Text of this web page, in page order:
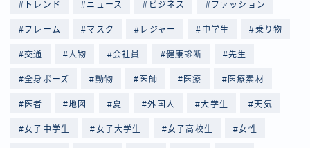
トレンド ニュース ビジネス ファッション
フレーム マスク レジャー 中学生 乗り物
交通 人物 会社員 健康診断 先生
全身ポーズ 動物 医師 医療 医療素材
医者 地図 夏 外国人 大学生 天気
女子中学生 女子大学生 女子高校生 女性